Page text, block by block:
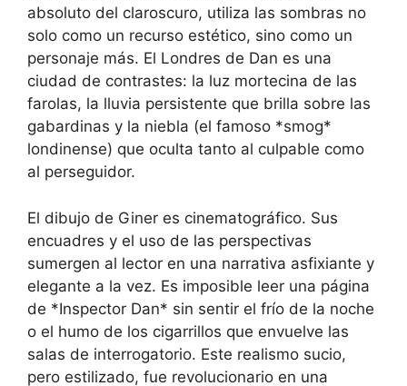
absoluto del claroscuro, utiliza las sombras no
solo como un recurso estético, sino como un
personaje más. El Londres de Dan es una
ciudad de contrastes: la luz mortecina de las
farolas, la lluvia persistente que brilla sobre las
gabardinas y la niebla (el famoso *smog*
londinense) que oculta tanto al culpable como
al perseguidor.
El dibujo de Giner es cinematográfico. Sus
encuadres y el uso de las perspectivas
sumergen al lector en una narrativa asfixiante y
elegante a la vez. Es imposible leer una página
de *Inspector Dan* sin sentir el frío de la noche
o el humo de los cigarrillos que envuelve las
salas de interrogatorio. Este realismo sucio,
pero estilizado, fue revolucionario en una